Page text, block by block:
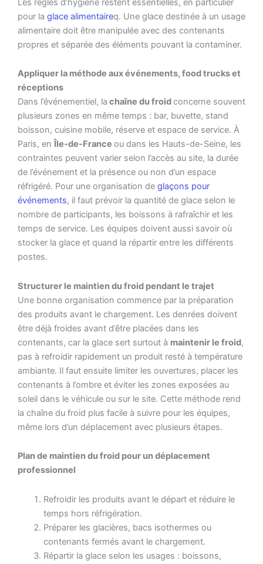
Les règles d’hygiène restent essentielles, en particulier
pour la glace alimentaireq. Une glace destinée à un usage
alimentaire doit être manipulée avec des contenants
propres et séparée des éléments pouvant la contaminer.
Appliquer la méthode aux événements, food trucks et
réceptions
Dans l’événementiel, la chaîne du froid concerne souvent
plusieurs zones en même temps : bar, buvette, stand
boisson, cuisine mobile, réserve et espace de service. À
Paris, en Île-de-France ou dans les Hauts-de-Seine, les
contraintes peuvent varier selon l’accès au site, la durée
de l’événement et la présence ou non d’un espace
réfrigéré. Pour une organisation de glaçons pour
événements, il faut prévoir la quantité de glace selon le
nombre de participants, les boissons à rafraîchir et les
temps de service. Les équipes doivent aussi savoir où
stocker la glace et quand la répartir entre les différents
postes.
Structurer le maintien du froid pendant le trajet
Une bonne organisation commence par la préparation
des produits avant le chargement. Les denrées doivent
être déjà froides avant d’être placées dans les
contenants, car la glace sert surtout à maintenir le froid,
pas à refroidir rapidement un produit resté à température
ambiante. Il faut ensuite limiter les ouvertures, placer les
contenants à l’ombre et éviter les zones exposées au
soleil dans le véhicule ou sur le site. Cette méthode rend
la chaîne du froid plus facile à suivre pour les équipes,
même lors d’un déplacement avec plusieurs étapes.
Plan de maintien du froid pour un déplacement
professionnel
Refroidir les produits avant le départ et réduire le
temps hors réfrigération.
Préparer les glacières, bacs isothermes ou
contenants fermés avant le chargement.
Répartir la glace selon les usages : boissons,